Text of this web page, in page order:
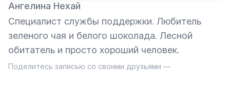
Ангелина Нехай
Специалист службы поддержки. Любитель
зеленого чая и белого шоколада. Лесной
обитатель и просто хороший человек.
Поделитесь записью со своими друзьями —